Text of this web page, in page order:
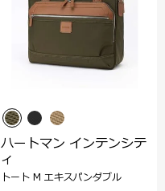
ハートマン インテンシテ
ィ
トート M エキスパンダブル